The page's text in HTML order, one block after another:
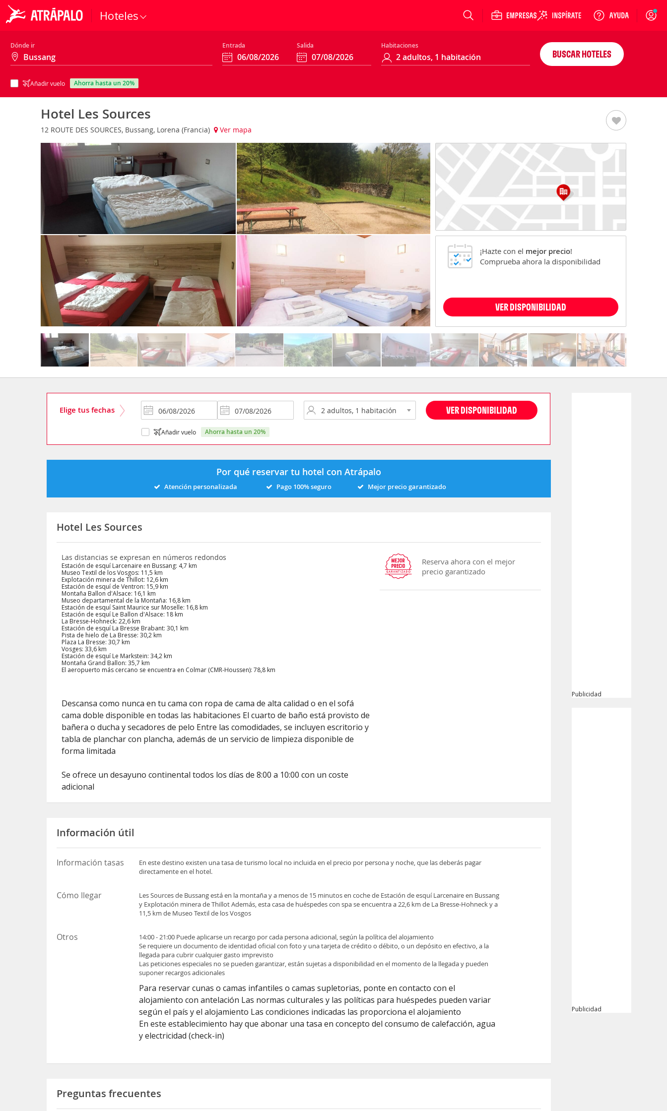
Hoteles Login
Dónde ir Entrada Salida Habitaciones
Añadir vuelo ahorra hasta un 20%
BUSCAR HOTELES
Hotel Les Sources
12 ROUTE DES SOURCES, Bussang, Lorena (Francia) Ver mapa
¡Hazte con el mejor precio!
Comprueba ahora la disponibilidad
VER DISPONIBILIDAD
Elige tus fechas VER DISPONIBILIDAD
Añadir vuelo ahorra hasta un 20%
Por qué reservar tu hotel con Atrápalo
Atención personalizada Pago 100% seguro Mejor precio garantizado
Hotel Les Sources
Las distancias se expresan en números redondos
Estación de esquí Larcenaire en Bussang: 4,7 km
Museo Textil de los Vosgos: 11,5 km
Explotación minera de Thillot: 12,6 km
Estación de esquí de Ventron: 15,9 km
Montaña Ballon d'Alsace: 16,1 km
Museo departamental de la Montaña: 16,8 km
Estación de esquí Saint Maurice sur Moselle: 16,8 km
Estación de esquí Le Ballon d'Alsace: 18 km
La Bresse-Hohneck: 22,6 km
Estación de esquí La Bresse Brabant: 30,1 km
Pista de hielo de La Bresse: 30,2 km
Plaza La Bresse: 30,7 km
Vosges: 33,6 km
Estación de esquí Le Markstein: 34,2 km
Montaña Grand Ballon: 35,7 km
El aeropuerto más cercano se encuentra en Colmar (CMR-Houssen): 78,8 km
Descansa como nunca en tu cama con ropa de cama de alta calidad o en el sofá
cama doble disponible en todas las habitaciones El cuarto de baño está provisto de
bañera o ducha y secadores de pelo Entre las comodidades, se incluyen escritorio y
tabla de planchar con plancha, además de un servicio de limpieza disponible de
forma limitada
Se ofrece un desayuno continental todos los días de 8:00 a 10:00 con un coste
adicional
Reserva ahora con el mejor
precio garantizado
Información útil
Información tasas
En este destino existen una tasa de turismo local no incluida en el precio por persona y noche, que las deberás pagar
directamente en el hotel.
Cómo llegar
Les Sources de Bussang está en la montaña y a menos de 15 minutos en coche de Estación de esquí Larcenaire en Bussang
y Explotación minera de Thillot Además, esta casa de huéspedes con spa se encuentra a 22,6 km de La Bresse-Hohneck y a
11,5 km de Museo Textil de los Vosgos
Otros
14:00 - 21:00 Puede aplicarse un recargo por cada persona adicional, según la política del alojamiento
Se requiere un documento de identidad oficial con foto y una tarjeta de crédito o débito, o un depósito en efectivo, a la
llegada para cubrir cualquier gasto imprevisto
Las peticiones especiales no se pueden garantizar, están sujetas a disponibilidad en el momento de la llegada y pueden
suponer recargos adicionales
Para reservar cunas o camas infantiles o camas supletorias, ponte en contacto con el
alojamiento con antelación Las normas culturales y las políticas para huéspedes pueden variar
según el país y el alojamiento Las condiciones indicadas las proporciona el alojamiento
En este establecimiento hay que abonar una tasa en concepto del consumo de calefacción, agua
y electricidad (check-in)
Preguntas frecuentes
Publicidad
Publicidad